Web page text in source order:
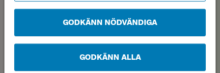
GODKÄNN NÖDVÄNDIGA
GODKÄNN ALLA